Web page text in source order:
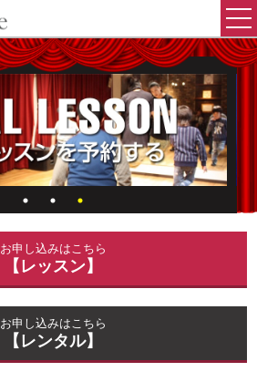
お申し込みはこちら
【レッスン】
お申し込みはこちら
【レンタル】